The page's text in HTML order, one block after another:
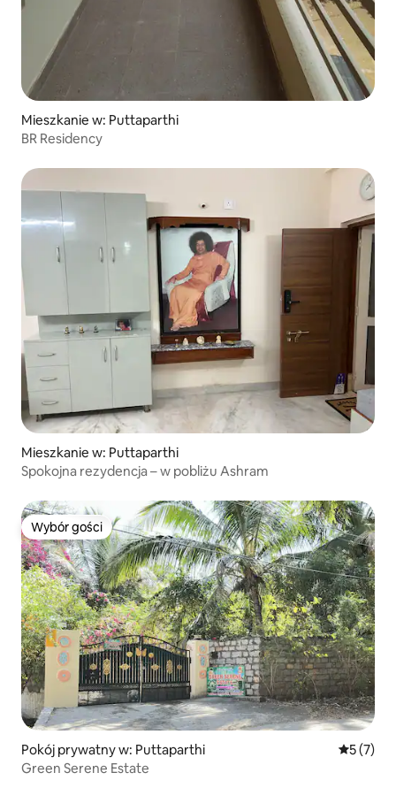
Mieszkanie w: Puttaparthi
BR Residency
Mieszkanie w: Puttaparthi
Spokojna rezydencja – w pobliżu Ashram
Wybór gości
Wybór gości
Pokój prywatny w: Puttaparthi Średnia
5 (7)
Green Serene Estate